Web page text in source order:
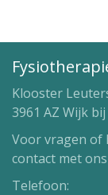
Klooster
3961 AZ Wijk
Voor vragen of
contact met
Telefoon: